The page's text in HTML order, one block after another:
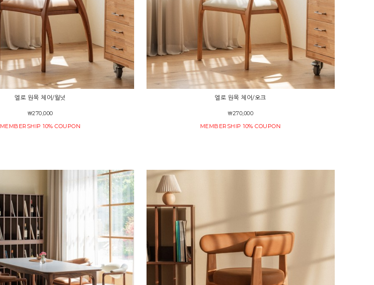
엘로 원목 체어/월넛
￦270,000
MEMBERSHIP 10% COUPON
엘로 원목 체어/오크
￦270,000
MEMBERSHIP 10% COUPON